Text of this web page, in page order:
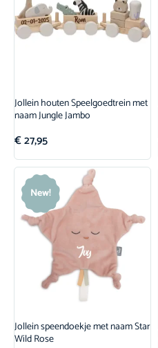
Jollein houten Speelgoedtrein met
naam Jungle Jambo
€27,95
New!
Jollein speendoekje met naam Star
Wild Rose